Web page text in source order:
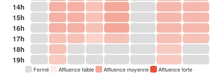
14h
15h
16h
17h
18h
19h
Fermé Affluence faible Affluence moyenne Affluence forte